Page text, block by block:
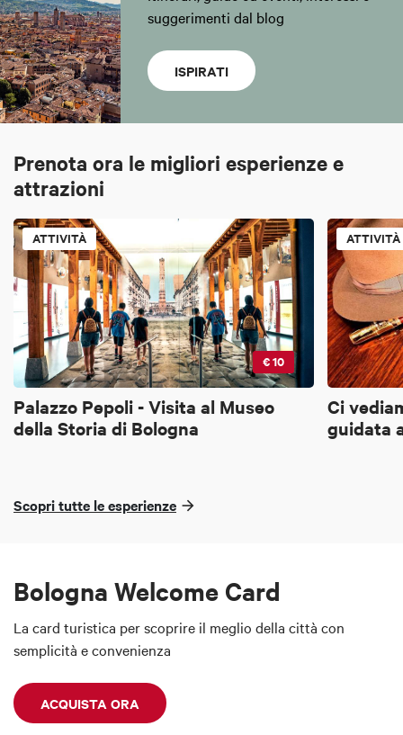
suggerimenti dal blog
ISPIRATI
Prenota ora le migliori esperienze e
attrazioni
ATTIVITÀ
€ 10
Palazzo Pepoli - Visita al Museo
della Storia di Bologna
ATTIVITÀ
Ci
guidata
Scopri tutte le esperienze
Bologna Welcome Card
La card turistica per scoprire il meglio della città con
semplicità e convenienza
ACQUISTA ORA